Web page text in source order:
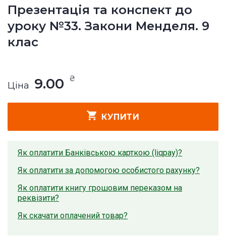
Презентація та конспект до
уроку №33. Закони Менделя. 9
клас
Ціна 9.00 ₴
КУПИТИ
Як оплатити Банківською карткою (liqpay)?
Як оплатити за допомогою особистого рахунку?
Як оплатити книгу грошовим переказом на
реквізити?
Як скачати оплачений товар?